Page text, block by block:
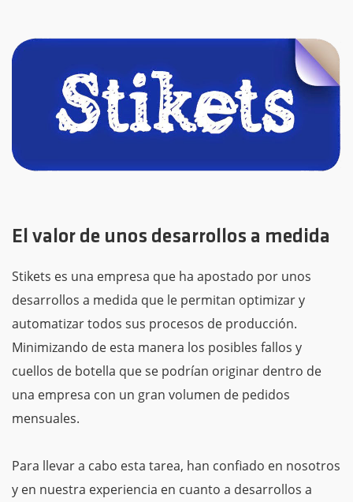
El valor de unos desarrollos a medida
Stikets es una empresa que ha apostado por unos
desarrollos a medida que le permitan optimizar y
automatizar todos sus procesos de producción.
Minimizando de esta manera los posibles fallos y
cuellos de botella que se podrían originar dentro de
una empresa con un gran volumen de pedidos
mensuales.
Para llevar a cabo esta tarea, han confiado en nosotros
y en nuestra experiencia en cuanto a desarrollos a